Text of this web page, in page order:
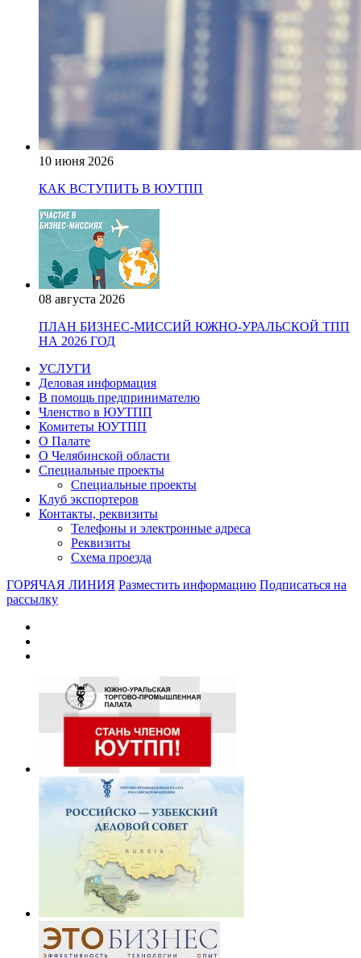
10 июня 2026
КАК ВСТУПИТЬ В ЮУТПП
08 августа 2026
ПЛАН БИЗНЕС-МИССИЙ ЮЖНО-УРАЛЬСКОЙ ТПП
НА 2026 ГОД
УСЛУГИ
Деловая информация
В помощь предпринимателю
Членство в ЮУТПП
Комитеты ЮУТПП
О Палате
О Челябинской области
Специальные проекты
Специальные проекты
Клуб экспортеров
Контакты, реквизиты
Телефоны и электронные адреса
Реквизиты
Схема проезда
ГОРЯЧАЯ ЛИНИЯ Разместить информацию Подписаться на
рассылку